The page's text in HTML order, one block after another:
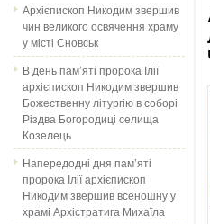
Архієпископ Никодим звершив
чин великого освячення храму
у місті Сновськ
В день пам’яті пророка Ілії
архієпископ Никодим звершив
Божественну літургію в соборі
Різдва Богородиці селища
Козелець
Напередодні дня пам’яті
пророка Ілії архієпископ
Никодим звершив всеношну у
храмі Архістратига Михаїла